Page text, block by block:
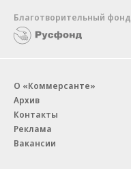
Благотворительный фонд
О «Коммерсанте»
Архив
Контакты
Реклама
Вакансии